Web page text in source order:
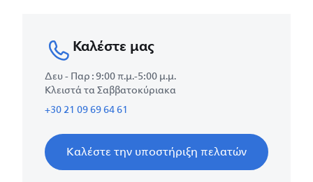
Καλέστε μας
Δευ - Παρ : 9:00 π.μ.-5:00 μ.μ.
Κλειστά τα Σαββατοκύριακα
+30 21 09 69 64 61
Καλέστε την υποστήριξη πελατών